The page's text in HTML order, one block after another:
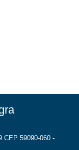
CEP 59090-060 -